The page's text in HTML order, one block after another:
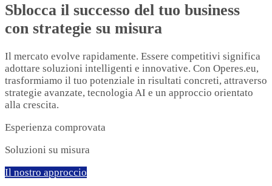
Sblocca il successo del tuo business
con strategie su misura
Il mercato evolve rapidamente. Essere competitivi significa
adottare soluzioni intelligenti e innovative. Con Operes.eu,
trasformiamo il tuo potenziale in risultati concreti, attraverso
strategie avanzate, tecnologia AI e un approccio orientato
alla crescita.
Esperienza comprovata
Soluzioni su misura
Il nostro approccio